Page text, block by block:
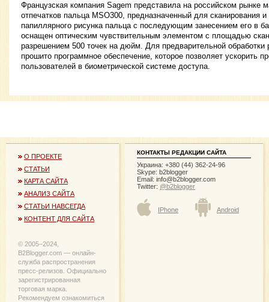
Французская компания Sagem представила на российском рынке
отпечатков пальца MSO300, предназначенный для сканирования
папиллярного рисунка пальца с последующим занесением его в
оснащен оптическим чувствительным элементом с площадью
разрешением 500 точек на дюйм. Для предварительной обработки
прошито программное обеспечение, которое позволяет ускорить
пользователей в биометрической системе доступа.
О ПРОЕКТЕ
СТАТЬИ
КАРТА САЙТА
АНАЛИЗ САЙТА
СТАТЬИ НАВСЕГДА
КОНТЕНТ ДЛЯ САЙТА
© 2005−2024,
B2Blogger.com — онлайн-
служба распространения
пресс-релизов. Официально
зарегистрированная
торговая марка.
Рекомендуем ознакомиться
КОНТАКТЫ РЕДАКЦИИ САЙТА
Украина: +380 (44) 362-24-96
Skype: b2blogger
Email: info@b2blogger.com
Twitter: @b2blogger
IPhone Android